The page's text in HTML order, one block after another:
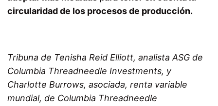
circularidad de los procesos de producción.
Tribuna de Tenisha Reid Elliott, analista ASG de
Columbia Threadneedle Investments, y
Charlotte Burrows, asociada, renta variable
mundial, de Columbia Threadneedle